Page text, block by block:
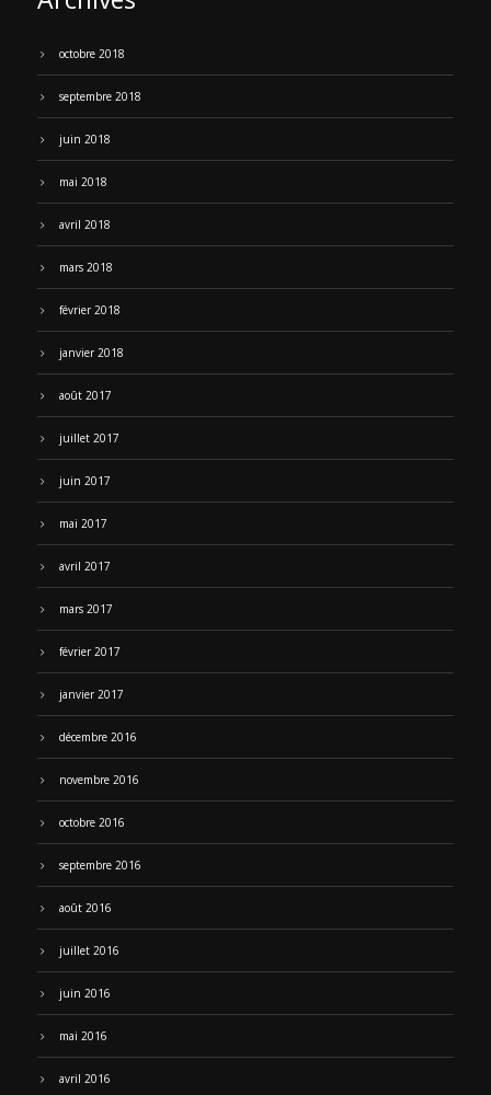
octobre 2018
septembre 2018
juin 2018
mai 2018
avril 2018
mars 2018
février 2018
janvier 2018
août 2017
juillet 2017
juin 2017
mai 2017
avril 2017
mars 2017
février 2017
janvier 2017
décembre 2016
novembre 2016
octobre 2016
septembre 2016
août 2016
juillet 2016
juin 2016
mai 2016
avril 2016